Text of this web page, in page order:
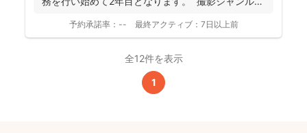
予約承諾率： -- 最終アクティブ： 7日以上前
全12件を表示
1